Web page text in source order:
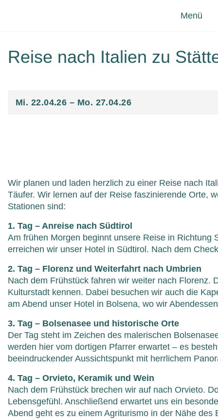
Menü
Reise nach Italien zu
Mi. 22.04.26 – Mo. 27.04.26
Wir planen und laden herzlich zu einer Reise nach
Täufer. Wir lernen auf der Reise faszinierende Orte,
Stationen sind:
1. Tag – Anreise nach Südtirol
Am frühen Morgen beginnt unsere Reise in
erreichen wir unser Hotel in Südtirol. Nach dem
2. Tag – Florenz und Weiterfahrt nach Umbrien
Nach dem Frühstück fahren wir weiter nach Florenz.
Kulturstadt kennen. Dabei besuchen wir auch die
am Abend unser Hotel in Bolsena, wo wir
3. Tag – Bolsenasee und historische Orte
Der Tag steht im Zeichen des malerischen
werden hier vom dortigen Pfarrer erwartet – es
beeindruckender Aussichtspunkt mit herrlichem
4. Tag – Orvieto, Keramik und Wein
Nach dem Frühstück brechen wir auf nach Orvieto.
Lebensgefühl. Anschließend erwartet uns ein
Abend geht es zu einem Agriturismo in der Nähe